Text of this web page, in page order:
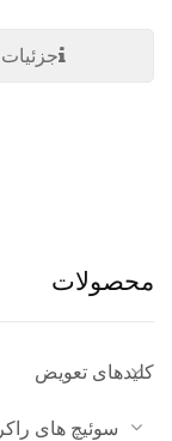
جزئیات
محصولات
کلیدهای تعویض
سوئیچ های راکر